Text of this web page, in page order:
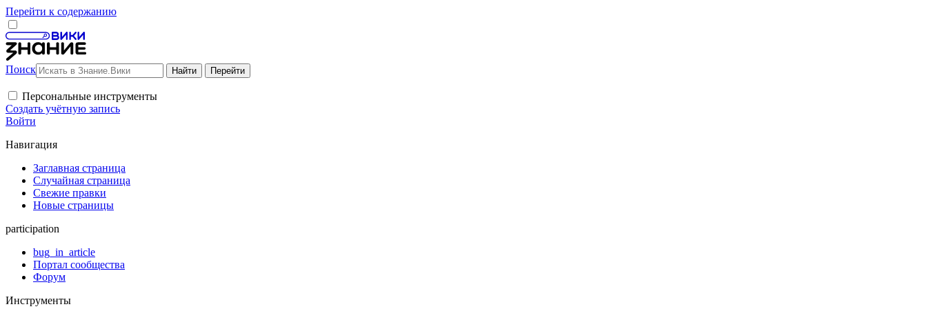
Перейти к содержанию
Поиск
Персональные инструменты
Создать учётную запись
Войти
Навигация
Заглавная страница
Случайная страница
Свежие правки
Новые страницы
participation
bug_in_article
Портал сообщества
Форум
Инструменты